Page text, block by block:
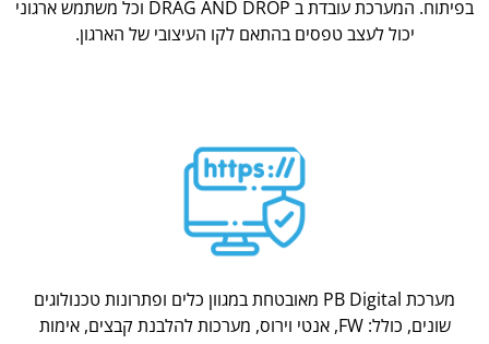
בפיתוח. המערכת עובדת ב DRAG AND DROP וכל משתמש ארגוני
יכול לעצב טפסים בהתאם לקו העיצובי של הארגון.
מערכת PB Digital מאובטחת במגוון כלים ופתרונות טכנולוגים
שונים, כולל: FW, אנטי וירוס, מערכות להלבנת קבצים, אימות